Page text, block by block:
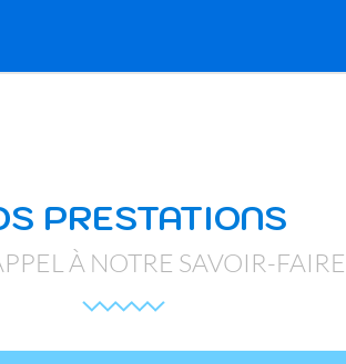
PRESTATIONS
À NOTRE SAVOIR-FAIRE